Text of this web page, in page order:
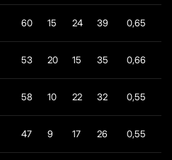
60 15 24 39 0,65
53 20 15 35 0,66
58 10 22 32 0,55
47 9 17 26 0,55